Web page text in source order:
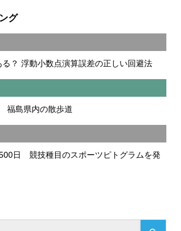
グ
？ 浮動小数点演算誤差の正しい回避法
福島県内の散歩道
日 競技種目のスポーツピトグラムを発